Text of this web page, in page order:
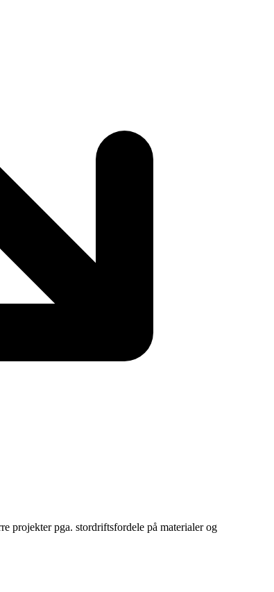
projekter pga. stordriftsfordele på materialer og